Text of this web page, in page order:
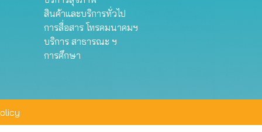
สินค้าและบริการทั่วไป
การสื่อสาร โทรคมนาคมฯ
บริการ สาธารณะ ฯ
การศึกษา